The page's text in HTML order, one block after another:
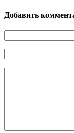
Добавить